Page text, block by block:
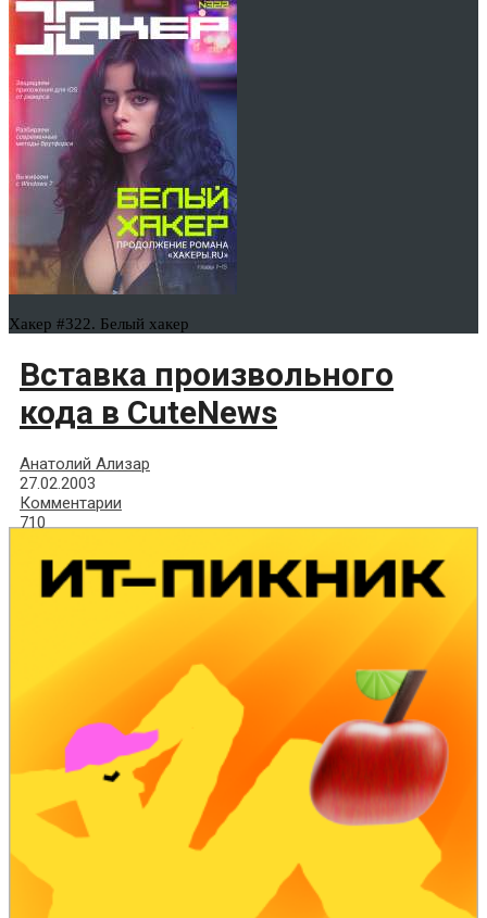
Хакер #322. Белый хакер
Вставка произвольного
кода в CuteNews
Анатолий Ализар
27.02.2003
Комментарии
710